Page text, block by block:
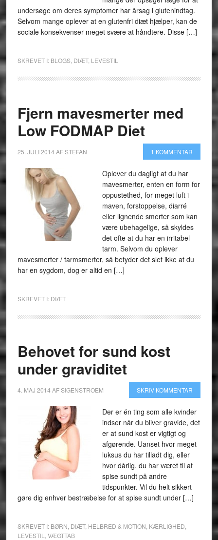
undersøge om deres symptomer har årsag i glutenindtag.
Selvom mange oplever at en glutenfri diæt hjælper, kan de
sociale konsekvenser meget svære at håndtere. Disse […]
SKREVET I: BLOGS, DIÆT, LEVESTIL
Fjern mavesmerter med
Low FODMAP Diet
25. JULI 2014 AFSTEFAN 1 KOMMENTAR
Oplever du dagligt at du har
mavesmerter, enten en form for
oppustethed, for meget luft i
maven, forstoppelse, diarré
eller lignende smerter som kan
være ubehagelige, så skyldes
det ofte at du har en irritabel
tarm. Selvom du oplever
mavesmerter / tarmsmerter, så betyder det slet ikke at du
har en sygdom, dog er altid en […]
SKREVET I: DIÆT
Behovet for sund kost
under graviditet
4. MAJ 2014 AFSIGENSTROEM SKRIV KOMMENTAR
Der er én ting som alle kvinder
indser når du bliver gravide, det
er at sund kost er vigtigt og
afgørende. Uanset hvor meget
luksus du har tilladt dig, eller
hvor dårlig, du har været til at
spise sundt på andre
tidspunkter. Vil du helt sikkert
gøre dig enhver bestræbelse for at spise sundt under […]
SKREVET I: BØRN DIÆT, HELBRED & MOTION KÆRLIGHED
LEVESTIL
VÆGTTAB